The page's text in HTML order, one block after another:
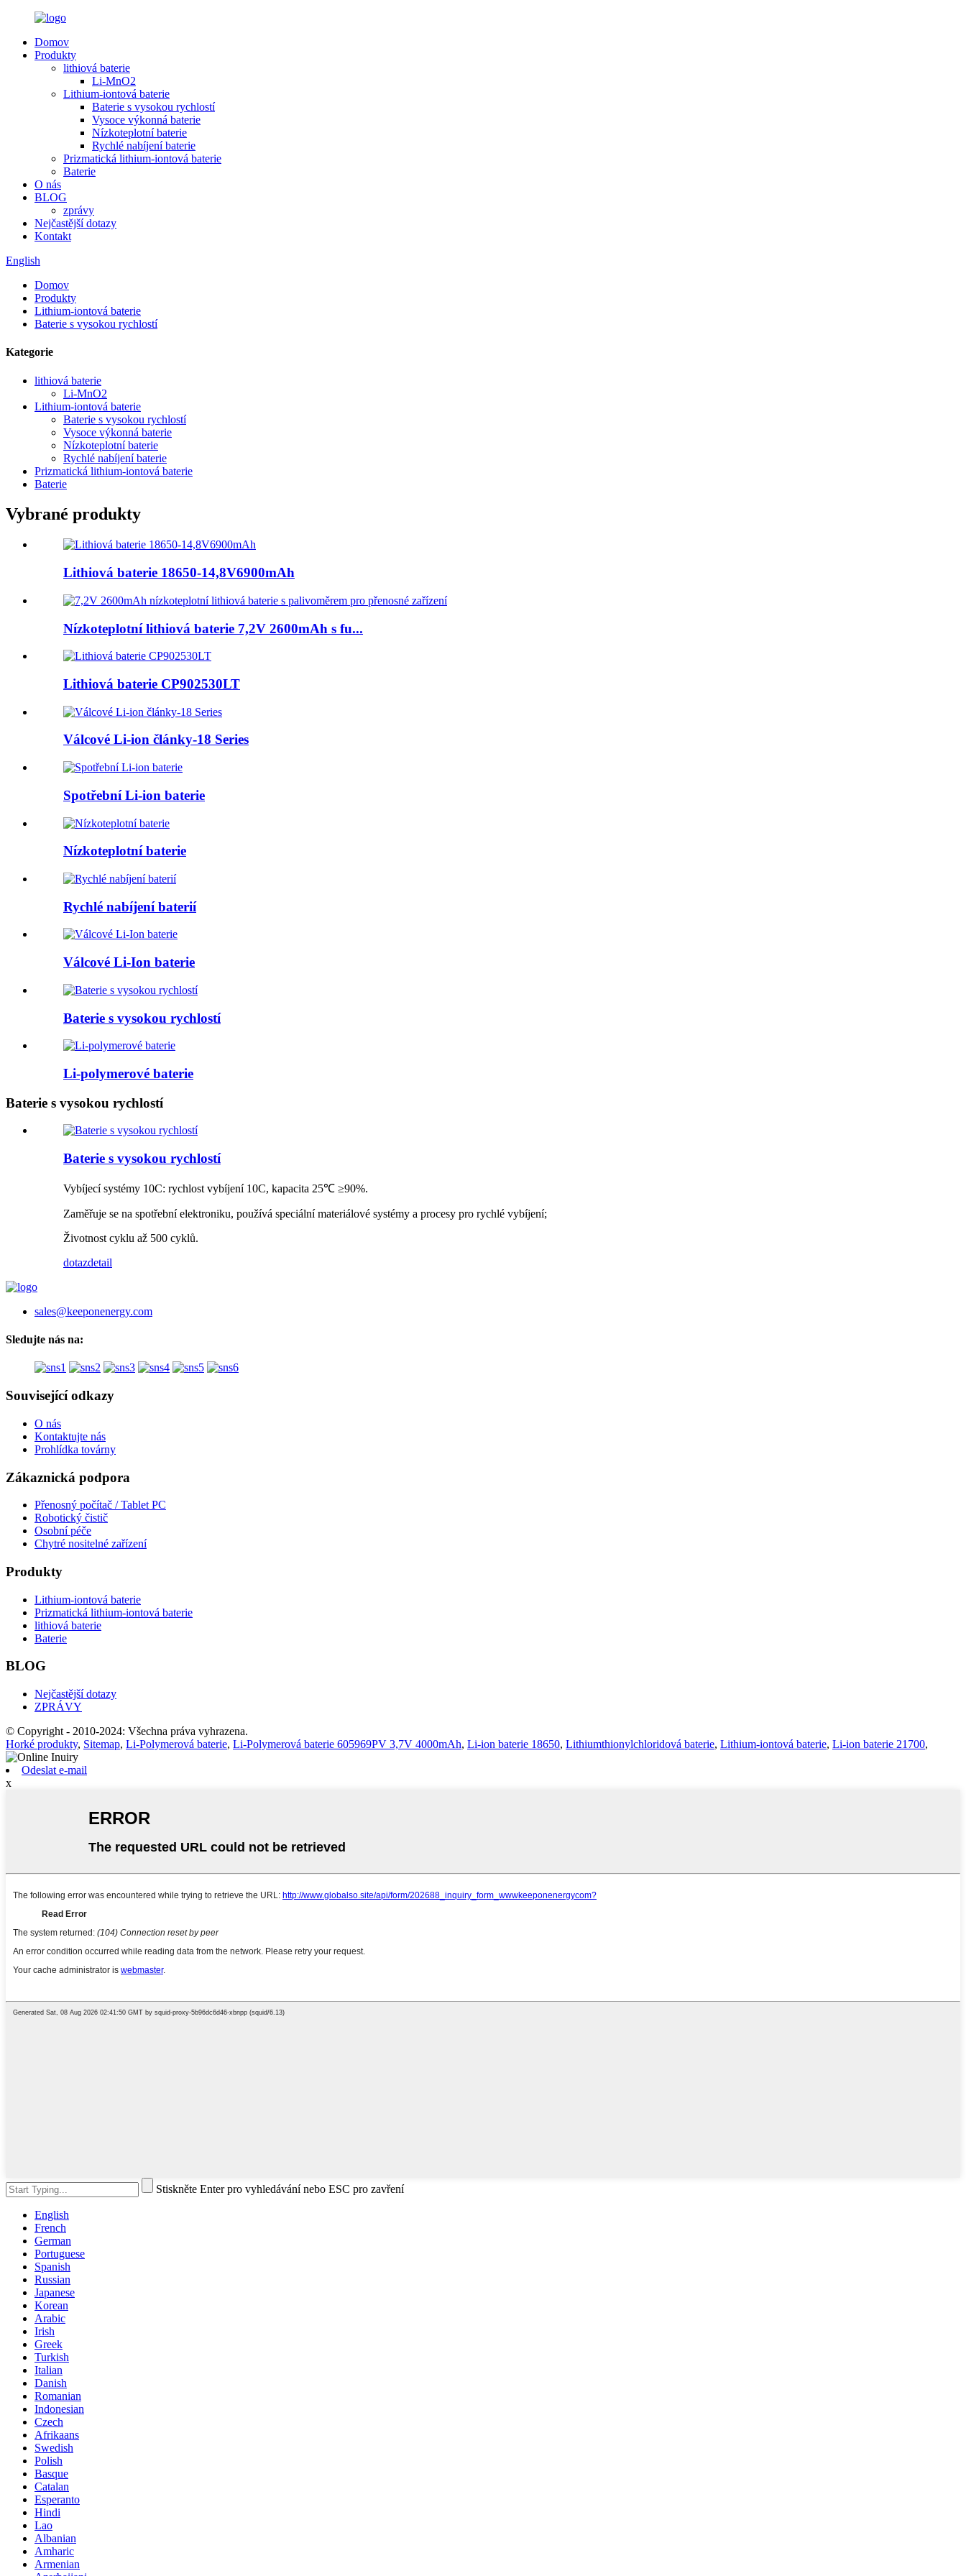
Domov
Produkty
lithiová baterie
Li-MnO2
Lithium-iontová baterie
Baterie s vysokou rychlostí
Vysoce výkonná baterie
Nízkoteplotní baterie
Rychlé nabíjení baterie
Prizmatická lithium-iontová baterie
Baterie
O nás
BLOG
zprávy
Nejčastější dotazy
Kontakt
English
Domov
Produkty
Lithium-iontová baterie
Baterie s vysokou rychlostí
Kategorie
lithiová baterie
Li-MnO2
Lithium-iontová baterie
Baterie s vysokou rychlostí
Vysoce výkonná baterie
Nízkoteplotní baterie
Rychlé nabíjení baterie
Prizmatická lithium-iontová baterie
Baterie
Vybrané produkty
Lithiová baterie 18650-14,8V6900mAh
Nízkoteplotní lithiová baterie 7,2V 2600mAh s fu...
Lithiová baterie CP902530LT
Válcové Li-ion články-18 Series
Spotřební Li-ion baterie
Nízkoteplotní baterie
Rychlé nabíjení baterií
Válcové Li-Ion baterie
Baterie s vysokou rychlostí
Li-polymerové baterie
Baterie s vysokou rychlostí
Baterie s vysokou rychlostí
Vybíjecí systémy 10C: rychlost vybíjení 10C, kapacita 25℃ ≥90%.
Zaměřuje se na spotřební elektroniku, používá speciální materiálové systémy a procesy pro rychlé vybíjení;
Životnost cyklu až 500 cyklů.
dotazdetail
sales@keeponenergy.com
Sledujte nás na:
Související odkazy
O nás
Kontaktujte nás
Prohlídka továrny
Zákaznická podpora
Přenosný počítač / Tablet PC
Robotický čistič
Osobní péče
Chytré nositelné zařízení
Produkty
Lithium-iontová baterie
Prizmatická lithium-iontová baterie
lithiová baterie
Baterie
BLOG
Nejčastější dotazy
ZPRÁVY
© Copyright - 2010-2024: Všechna práva vyhrazena.
Horké produkty, Sitemap, Li-Polymerová baterie, Li-Polymerová baterie 605969PV 3,7V 4000mAh, Li-ion baterie 18650, Lithiumthionylchloridová baterie, Lithium-iontová baterie, Li-ion baterie 21700,
Odeslat e-mail
x
Stiskněte Enter pro vyhledávání nebo ESC pro zavření
English
French
German
Portuguese
Spanish
Russian
Japanese
Korean
Arabic
Irish
Greek
Turkish
Italian
Danish
Romanian
Indonesian
Czech
Afrikaans
Swedish
Polish
Basque
Catalan
Esperanto
Hindi
Lao
Albanian
Amharic
Armenian